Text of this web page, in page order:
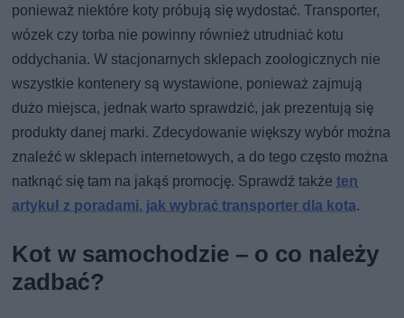
ponieważ niektóre koty próbują się wydostać. Transporter,
wózek czy torba nie powinny również utrudniać kotu
oddychania. W stacjonarnych sklepach zoologicznych nie
wszystkie kontenery są wystawione, ponieważ zajmują
dużo miejsca, jednak warto sprawdzić, jak prezentują się
produkty danej marki. Zdecydowanie większy wybór można
znaleźć w sklepach internetowych, a do tego często można
natknąć się tam na jakąś promocję. Sprawdź takżeten
artykuł z poradami, jak wybrać transporter dla kota.
Kot w samochodzie – o co należy
zadbać?